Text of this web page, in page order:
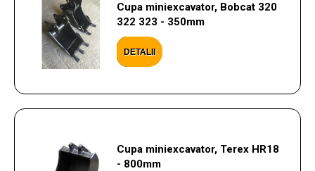
Cupa miniexcavator, Bobcat 320
322 323 - 350mm
DETALII
Cupa miniexcavator, Terex HR18
- 800mm